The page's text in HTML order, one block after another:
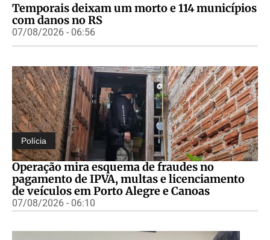
Temporais deixam um morto e 114 municípios
com danos no RS
07/08/2026 - 06:56
Polícia
Operação mira esquema de fraudes no
pagamento de IPVA, multas e licenciamento
de veículos em Porto Alegre e Canoas
07/08/2026 - 06:10